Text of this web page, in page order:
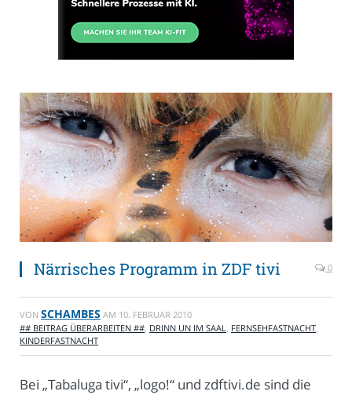
Närrisches Programm in ZDF tivi 0
VON SCHAMBES AM 10. FEBRUAR 2010
## BEITRAG ÜBERARBEITEN ##, DRINN UN IM SAAL, FERNSEHFASTNACHT,
KINDERFASTNACHT
Bei „Tabaluga tivi“, „logo!“ und zdftivi.de sind die